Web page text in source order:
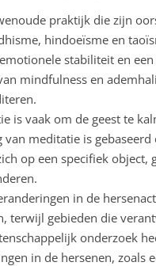
praktijk die zijn
hindoeïsme en
stabiliteit en
mindfulness en
is vaak om de geest te
van meditatie is
op een specifiek
in de
terwijl gebieden die
onderzoek
in de hersenen, zoals